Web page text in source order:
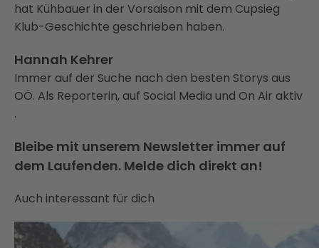
hat Kühbauer in der Vorsaison mit dem Cupsieg
Klub-Geschichte geschrieben haben.
Hannah Kehrer
Immer auf der Suche nach den besten Storys aus
OÖ. Als Reporterin, auf Social Media und On Air aktiv
.
Bleibe mit unserem Newsletter immer auf
dem Laufenden. Melde dich direkt an!
Auch interessant für dich